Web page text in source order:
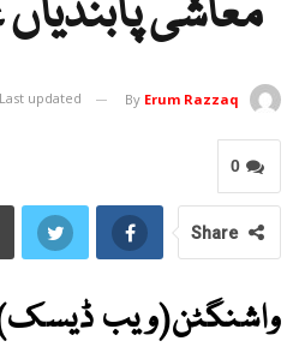
معاشی
By Erum Razzaq
Last updated
0
Share
واشنگٹن(ویب